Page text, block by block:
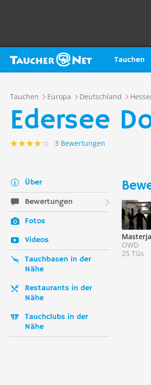
Tauchen
Tauchen Europa Deutschland
Edersee
3 Bewertungen
Über
Bewertungen
Fotos
Videos
Tauchbasen in der
Nähe
Restaurants in der
Nähe
Tauchclubs in der
Nähe
OWD
25 TGs